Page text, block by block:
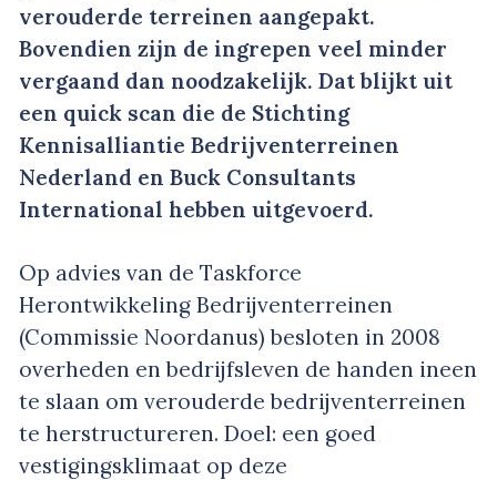
verouderde terreinen aangepakt.
Bovendien zijn de ingrepen veel minder
vergaand dan noodzakelijk. Dat blijkt uit
een quick scan die de Stichting
Kennisalliantie Bedrijventerreinen
Nederland en Buck Consultants
International hebben uitgevoerd.
Op advies van de Taskforce
Herontwikkeling Bedrijventerreinen
(Commissie Noordanus) besloten in 2008
overheden en bedrijfsleven de handen ineen
te slaan om verouderde bedrijventerreinen
te herstructureren. Doel: een goed
vestigingsklimaat op deze